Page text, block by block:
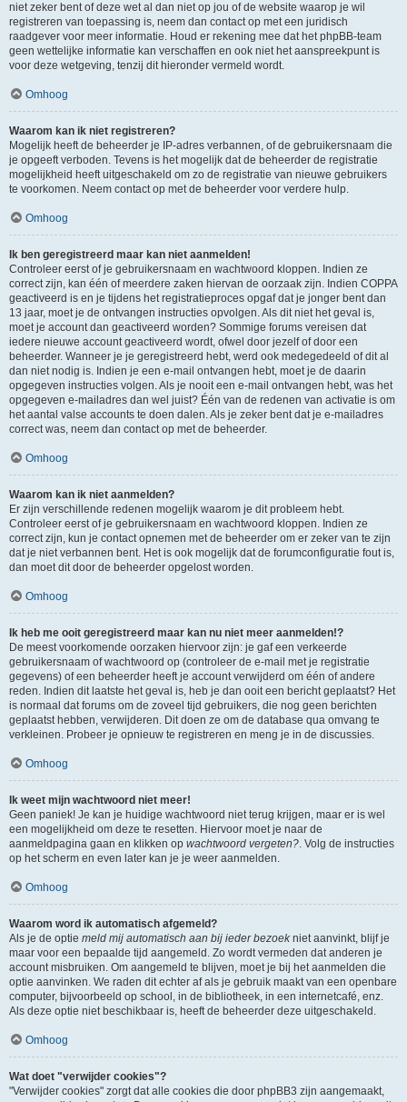
niet zeker bent of deze wet al dan niet op jou of de website waarop je wil
registreren van toepassing is, neem dan contact op met een juridisch
raadgever voor meer informatie. Houd er rekening mee dat het phpBB-team
geen wettelijke informatie kan verschaffen en ook niet het aanspreekpunt is
voor deze wetgeving, tenzij dit hieronder vermeld wordt.
Omhoog
Waarom kan ik niet registreren?
Mogelijk heeft de beheerder je IP-adres verbannen, of de gebruikersnaam die
je opgeeft verboden. Tevens is het mogelijk dat de beheerder de registratie
mogelijkheid heeft uitgeschakeld om zo de registratie van nieuwe gebruikers
te voorkomen. Neem contact op met de beheerder voor verdere hulp.
Omhoog
Ik ben geregistreerd maar kan niet aanmelden!
Controleer eerst of je gebruikersnaam en wachtwoord kloppen. Indien ze
correct zijn, kan één of meerdere zaken hiervan de oorzaak zijn. Indien COPPA
geactiveerd is en je tijdens het registratieproces opgaf dat je jonger bent dan
13 jaar, moet je de ontvangen instructies opvolgen. Als dit niet het geval is,
moet je account dan geactiveerd worden? Sommige forums vereisen dat
iedere nieuwe account geactiveerd wordt, ofwel door jezelf of door een
beheerder. Wanneer je je geregistreerd hebt, werd ook medegedeeld of dit al
dan niet nodig is. Indien je een e-mail ontvangen hebt, moet je de daarin
opgegeven instructies volgen. Als je nooit een e-mail ontvangen hebt, was het
opgegeven e-mailadres dan wel juist? Één van de redenen van activatie is om
het aantal valse accounts te doen dalen. Als je zeker bent dat je e-mailadres
correct was, neem dan contact op met de beheerder.
Omhoog
Waarom kan ik niet aanmelden?
Er zijn verschillende redenen mogelijk waarom je dit probleem hebt.
Controleer eerst of je gebruikersnaam en wachtwoord kloppen. Indien ze
correct zijn, kun je contact opnemen met de beheerder om er zeker van te zijn
dat je niet verbannen bent. Het is ook mogelijk dat de forumconfiguratie fout is,
dan moet dit door de beheerder opgelost worden.
Omhoog
Ik heb me ooit geregistreerd maar kan nu niet meer aanmelden!?
De meest voorkomende oorzaken hiervoor zijn: je gaf een verkeerde
gebruikersnaam of wachtwoord op (controleer de e-mail met je registratie
gegevens) of een beheerder heeft je account verwijderd om één of andere
reden. Indien dit laatste het geval is, heb je dan ooit een bericht geplaatst? Het
is normaal dat forums om de zoveel tijd gebruikers, die nog geen berichten
geplaatst hebben, verwijderen. Dit doen ze om de database qua omvang te
verkleinen. Probeer je opnieuw te registreren en meng je in de discussies.
Omhoog
Ik weet mijn wachtwoord niet meer!
Geen paniek! Je kan je huidige wachtwoord niet terug krijgen, maar er is wel
een mogelijkheid om deze te resetten. Hiervoor moet je naar de
aanmeldpagina gaan en klikken op wachtwoord vergeten?. Volg de instructies
op het scherm en even later kan je je weer aanmelden.
Omhoog
Waarom word ik automatisch afgemeld?
Als je de optie meld mij automatisch aan bij ieder bezoekniet aanvinkt, blijf je
maar voor een bepaalde tijd aangemeld. Zo wordt vermeden dat anderen je
account misbruiken. Om aangemeld te blijven, moet je bij het aanmelden die
optie aanvinken. We raden dit echter af als je gebruik maakt van een openbare
computer, bijvoorbeeld op school, in de bibliotheek, in een internetcafé, enz.
Als deze optie niet beschikbaar is, heeft de beheerder deze uitgeschakeld.
Omhoog
Wat doet "verwijder cookies"?
"Verwijder cookies" zorgt dat alle cookies die door phpBB3 zijn aangemaakt,